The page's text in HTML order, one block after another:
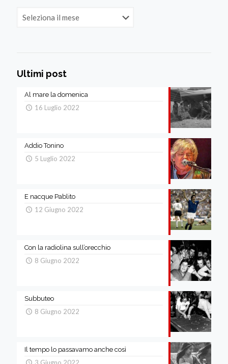
Ultimi post
Al mare la domenica
16 Luglio 2022
Addio Tonino
5 Luglio 2022
E nacque Pablito
12 Giugno 2022
Con la radiolina sull’orecchio
8 Giugno 2022
Subbuteo
8 Giugno 2022
Il tempo lo passavamo anche così